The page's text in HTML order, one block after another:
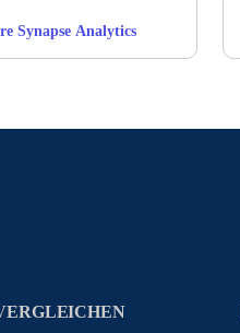
Synapse Analytics